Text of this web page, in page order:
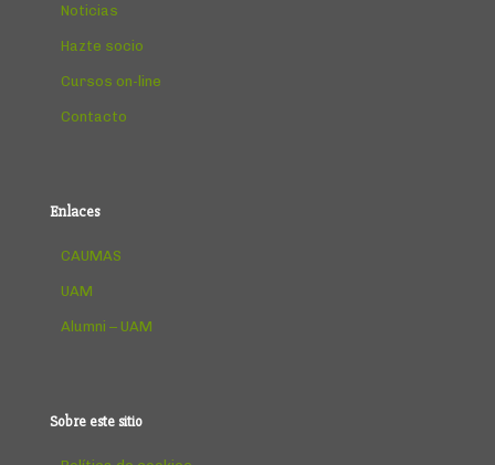
Noticias
Hazte socio
Cursos on-line
Contacto
Enlaces
CAUMAS
UAM
Alumni – UAM
Sobre este sitio